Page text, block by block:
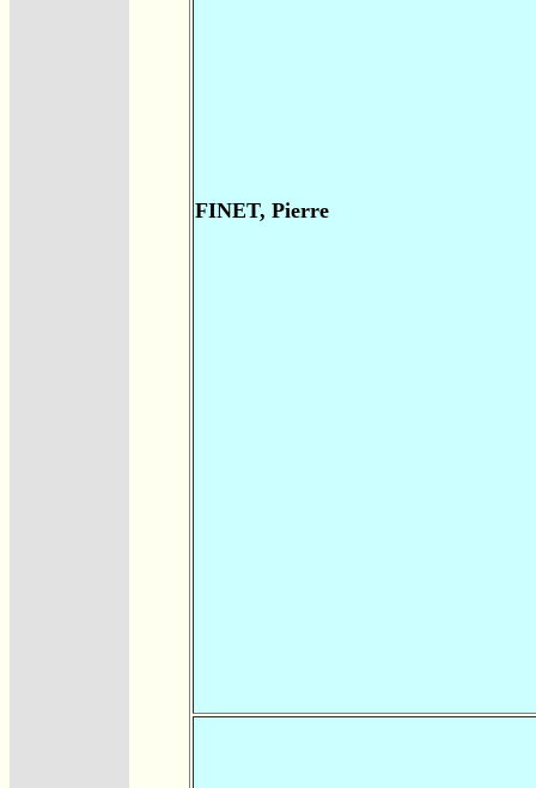
FINET, Pierre